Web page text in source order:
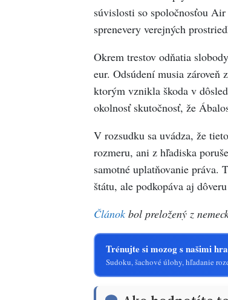
súvislosti so spoločnosťou
sprenevery verejných
Okrem trestov odňatia
eur. Odsúdení musia
ktorým vznikla škoda v
okolnosť skutočnosť, že
V rozsudku sa uvádza, že
rozmeru, ani z hľadiska
samotné uplatňovanie práva.
štátu, ale podkopáva aj
Článokbol preložený z
Trénujte si mozog s našimi
Sudoku, šachové úlohy, hľadanie